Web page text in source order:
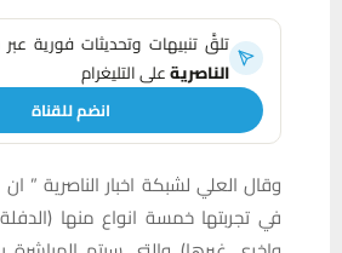
تلقَّ تنبيهات وتحديثات فورية عبر
الناصريةعلى التليغرام
انضم للقناة
وقال العلي لشبكة اخبار الناصرية ”
في تجربتها خمسة انواع منها (الدفلة